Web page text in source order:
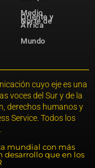
Medio
Oriente y
Norte de
África
Mundo
cuyo eje es una
voces del Sur y de la
derechos humanos y
Service. Todos los
mundial con más
desarrollo que en los